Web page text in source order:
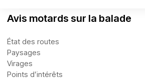
Avis motards sur la balade
État des routes
Paysages
Virages
Points d’intérêts